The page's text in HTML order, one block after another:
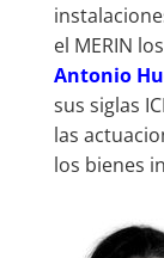
el MERIN
Antonio
sus siglas
las
los bienes